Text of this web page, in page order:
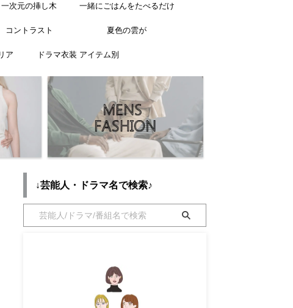
一次元の挿し木 一緒にごはんをたべるだけ
コントラスト 夏色の雲が
ア ドラマ衣装 アイテム別
↓芸能人・ドラマ名で検索♪